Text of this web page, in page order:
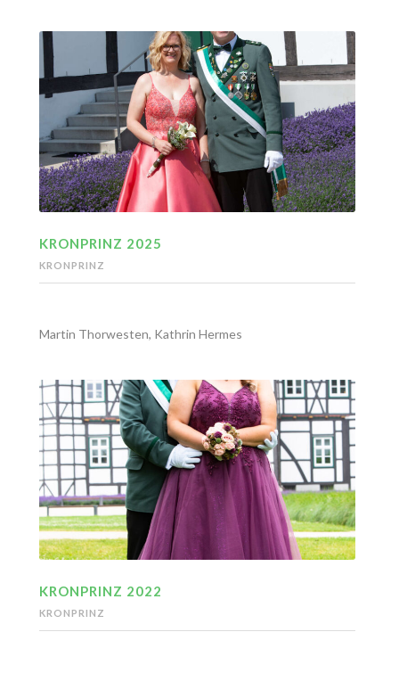
KRONPRINZ 2025
KRONPRINZ
Martin Thorwesten, Kathrin Hermes
KRONPRINZ 2022
KRONPRINZ